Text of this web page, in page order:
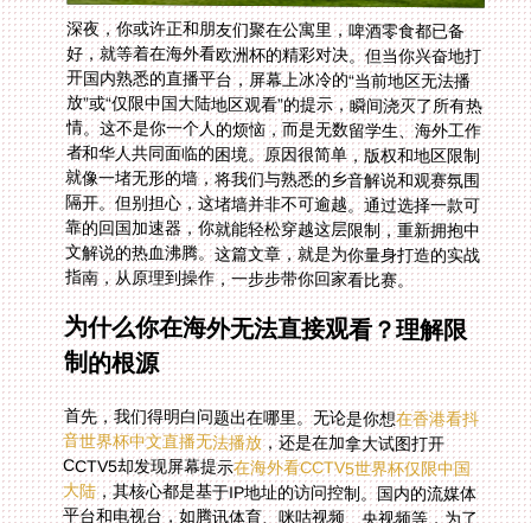
深夜，你或许正和朋友们聚在公寓里，啤酒零食都已备
好，就等着在海外看欧洲杯的精彩对决。但当你兴奋地打
开国内熟悉的直播平台，屏幕上冰冷的“当前地区无法播
放”或“仅限中国大陆地区观看”的提示，瞬间浇灭了所有热
情。这不是你一个人的烦恼，而是无数留学生、海外工作
者和华人共同面临的困境。原因很简单，版权和地区限制
就像一堵无形的墙，将我们与熟悉的乡音解说和观赛氛围
隔开。但别担心，这堵墙并非不可逾越。通过选择一款可
靠的回国加速器，你就能轻松穿越这层限制，重新拥抱中
文解说的热血沸腾。这篇文章，就是为你量身打造的实战
指南，从原理到操作，一步步带你回家看比赛。
为什么你在海外无法直接观看？理解限
制的根源
首先，我们得明白问题出在哪里。无论是你想在香港看抖
音世界杯中文直播无法播放，还是在加拿大试图打开
CCTV5却发现屏幕提示在海外看CCTV5世界杯仅限中国
大陆，其核心都是基于IP地址的访问控制。国内的流媒体
平台和电视台，如腾讯体育、咪咕视频、央视频等，为了
遵守赛事版权协议，会将服务范围严格限定在中国大陆境
内。你的设备在海外，其IP地址自然被系统识别为“境外
用户”，访问因此被拦截。这与你个人账号无关，纯粹是
地理位置带来的技术门槛。想要突破，关键就在于让你的
网络连接“看起来”像是从国内发出的，而这正是回国加速